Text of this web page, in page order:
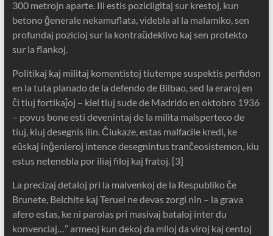
300 metrojn aparte. Ili estis poziciigitaj sur krestoj, kun
betono ĝenerale nekamuflata, videbla al la malamiko, sen
profundaj pozicioj sur la kontraŭdeklivo kaj sen protekto
sur la flankoj.
Politikaj kaj militaj komentistoj tiutempe suspektis perfidon
en la tuta planado de la defendo de Bilbao, sed la eraroj en
ĉi tiuj fortikaĵoj – kiel tiuj sude de Madrido en oktobro 1936
– povus bone esti devenintaj de la milita malsperteco de
tiuj, kiuj desegnis ilin. Ĉiukaze, estas malfacile kredi, ke
eŭskaj inĝenieroj intence desegnintus tranĉeosistemon, kiu
estus netenebla por iliaj filoj kaj fratoj. [3]
La precizaj detaloj pri la malvenkoj de la Respubliko ĉe
Brunete, Belchite kaj Teruel ne devas zorgi nin – la grava
afero estas, ke ni parolas pri masivaj bataloj inter du
konvenciaj…” armeoj kun dekoj da miloj da viroj kaj centoj